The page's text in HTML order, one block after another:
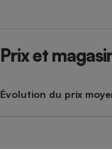
Prix et
Évolution du prix